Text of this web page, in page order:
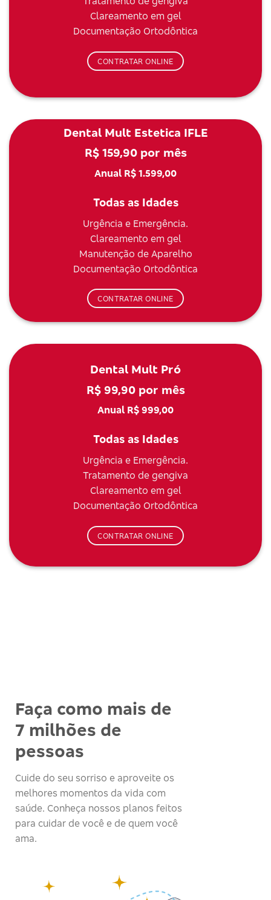
Clareamento em gel
Documentação Ortodôntica
CONTRATAR ONLINE
Dental Mult Estetica IFLE
R$ 159,90 por mês
Anual R$ 1.599,00
Todas as Idades
Urgência e Emergência.
Clareamento em gel
Manutenção de Aparelho
Documentação Ortodôntica
CONTRATAR ONLINE
Dental Mult Pró
R$ 99,90 por mês
Anual R$ 999,00
Todas as Idades
Urgência e Emergência.
Tratamento de gengiva
Clareamento em gel
Documentação Ortodôntica
CONTRATAR ONLINE
Faça como mais de
7 milhões de
pessoas
Cuide do seu sorriso e aproveite os
melhores momentos da vida com
saúde. Conheça nossos planos feitos
para cuidar de você e de quem você
ama.